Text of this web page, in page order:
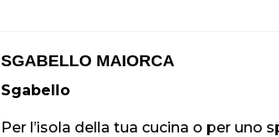
SGABELLO MAIORCA
Sgabello
Per l’isola della tua cucina o per uno